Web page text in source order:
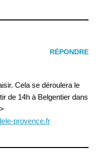
RÉPONDRE
Cela se déroulera le
de 14h à Belgentier dans
provence.fr